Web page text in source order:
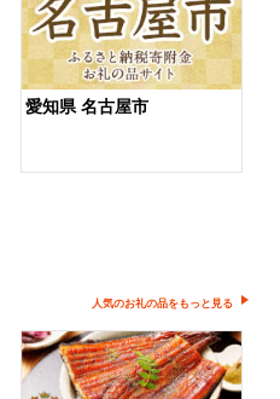
愛知県 名古屋市
人気のお礼の品をもっと見る